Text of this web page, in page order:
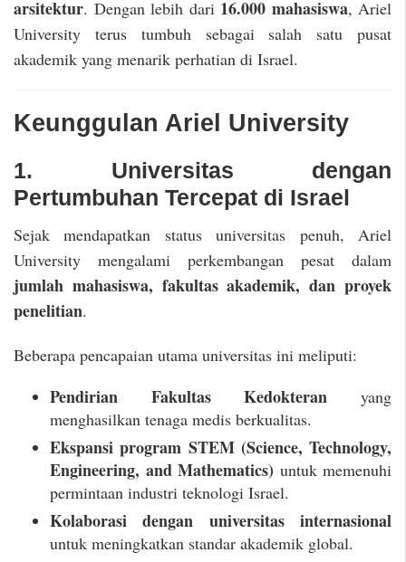
arsitektur. Dengan lebih dari 16.000 mahasiswa, Ariel
University terus tumbuh sebagai salah satu pusat
akademik yang menarik perhatian di Israel.
Keunggulan Ariel University
1. Universitas dengan
Pertumbuhan Tercepat di Israel
Sejak mendapatkan status universitas penuh, Ariel
University mengalami perkembangan pesat dalam
jumlah mahasiswa, fakultas akademik, dan proyek
penelitian.
Beberapa pencapaian utama universitas ini meliputi:
Pendirian Fakultas Kedokteran yang
menghasilkan tenaga medis berkualitas.
Ekspansi program STEM (Science, Technology,
Engineering, and Mathematics) untuk memenuhi
permintaan industri teknologi Israel.
Kolaborasi dengan universitas internasional
untuk meningkatkan standar akademik global.